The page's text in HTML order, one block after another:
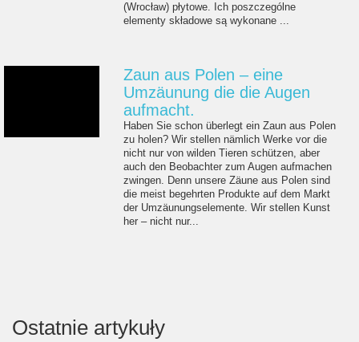
(Wrocław) płytowe. Ich poszczególne
elementy składowe są wykonane ...
Zaun aus Polen – eine
Umzäunung die die Augen
aufmacht.
Haben Sie schon überlegt ein Zaun aus Polen
zu holen? Wir stellen nämlich Werke vor die
nicht nur von wilden Tieren schützen, aber
auch den Beobachter zum Augen aufmachen
zwingen. Denn unsere Zäune aus Polen sind
die meist begehrten Produkte auf dem Markt
der Umzäunungselemente. Wir stellen Kunst
her – nicht nur...
Ostatnie artykuły